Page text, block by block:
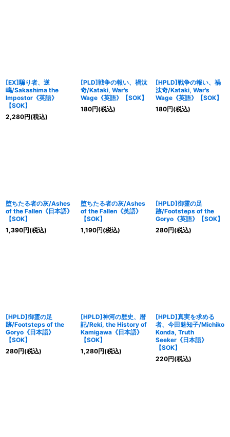
[EX]騙り者、逆
嶋/Sakashima the
Impostor《英語》
【SOK】
2,280円(税込)
[PLD]戦争の報い、禍汰
奇/Kataki, War's
Wage《英語》【SOK】
180円(税込)
[HPLD]戦争の報い、禍
汰奇/Kataki, War's
Wage《英語》【SOK】
180円(税込)
堕ちたる者の灰/Ashes
of the Fallen《日本語》
【SOK】
1,390円(税込)
堕ちたる者の灰/Ashes
of the Fallen《英語》
【SOK】
1,190円(税込)
[HPLD]御霊の足
跡/Footsteps of the
Goryo《英語》【SOK】
280円(税込)
[HPLD]御霊の足
跡/Footsteps of the
Goryo《日本語》
【SOK】
280円(税込)
[HPLD]神河の歴史、暦
記/Reki, the History of
Kamigawa《日本語》
【SOK】
1,280円(税込)
[HPLD]真実を求める
者、今田魅知子/Michiko
Konda, Truth
Seeker《日本語》
【SOK】
220円(税込)